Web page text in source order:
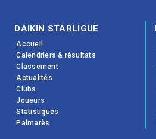
DAIKIN STARLIGUE
Accueil
Calendriers & résultats
Classement
Actualités
Clubs
Joueurs
Statistiques
Palmarès